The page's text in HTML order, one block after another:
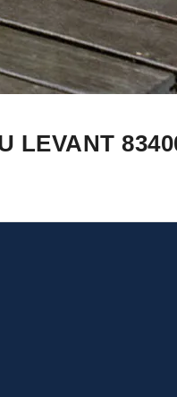
LEVANT